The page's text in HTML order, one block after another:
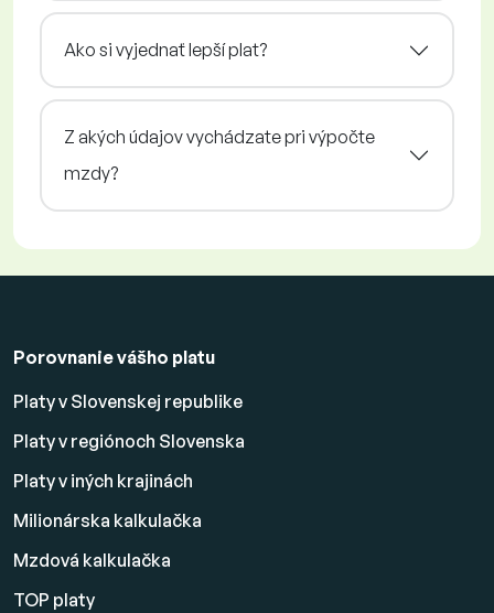
Ako si vyjednať lepší plat?
Z akých údajov vychádzate pri výpočte
mzdy?
Porovnanie vášho platu
Platy v Slovenskej republike
Platy v regiónoch Slovenska
Platy v iných krajinách
Milionárska kalkulačka
Mzdová kalkulačka
TOP platy